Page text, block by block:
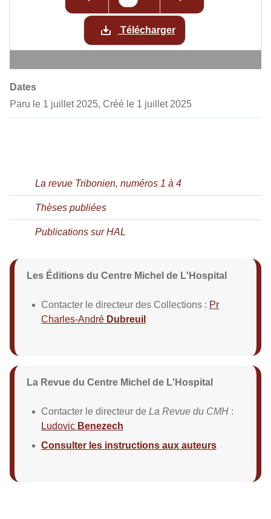
Télécharger
Dates
Paru le 1 juillet 2025, Créé le 1 juillet 2025
La revue Tribonien, numéros 1 à 4
Thèses publiées
Publications sur HAL
Les Éditions du Centre Michel de L'Hospital
Contacter le directeur des Collections : Pr
Charles-André Dubreuil
La Revue du Centre Michel de L'Hospital
Contacter le directeur de La Revue du CMH :
Ludovic Benezech
Consulter les instructions aux auteurs